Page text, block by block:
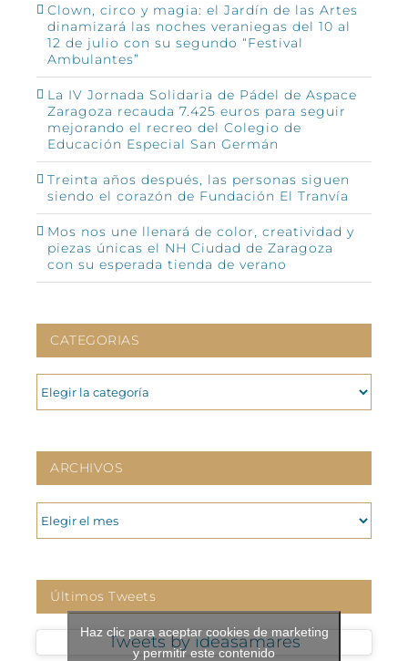
Clown, circo y magia: el Jardín de las Artes
dinamizará las noches veraniegas del 10 al
12 de julio con su segundo “Festival
Ambulantes”
La IV Jornada Solidaria de Pádel de Aspace
Zaragoza recauda 7.425 euros para seguir
mejorando el recreo del Colegio de
Educación Especial San Germán
Treinta años después, las personas siguen
siendo el corazón de Fundación El Tranvía
Mos nos une llenará de color, creatividad y
piezas únicas el NH Ciudad de Zaragoza
con su esperada tienda de verano
CATEGORIAS
CATEGORIAS
ARCHIVOS
ARCHIVOS
Últimos Tweets
Tweets by ideasamares
Haz clic para aceptar cookies de marketing
y permitir este contenido